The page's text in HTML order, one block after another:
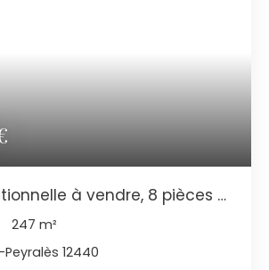
à vendre, 8 pièces -
12440
247 m²
12440